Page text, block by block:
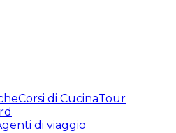
Corsi di CucinaTour
di viaggio